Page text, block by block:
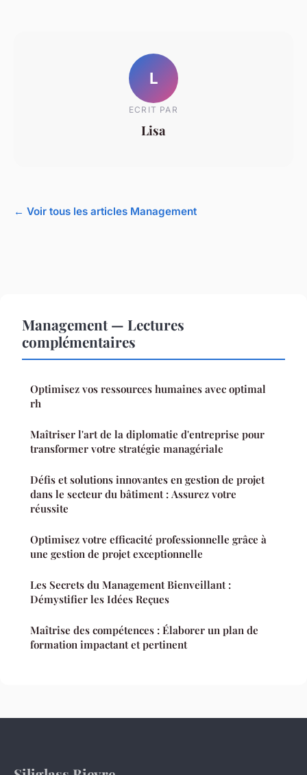
L
ECRIT PAR
Lisa
← Voir tous les articles Management
Management — Lectures
complémentaires
Optimisez vos ressources humaines avec optimal
rh
Maîtriser l'art de la diplomatie d'entreprise pour
transformer votre stratégie managériale
Défis et solutions innovantes en gestion de projet
dans le secteur du bâtiment : Assurez votre
réussite
Optimisez votre efficacité professionnelle grâce à
une gestion de projet exceptionnelle
Les Secrets du Management Bienveillant :
Démystifier les Idées Reçues
Maîtrise des compétences : Élaborer un plan de
formation impactant et pertinent